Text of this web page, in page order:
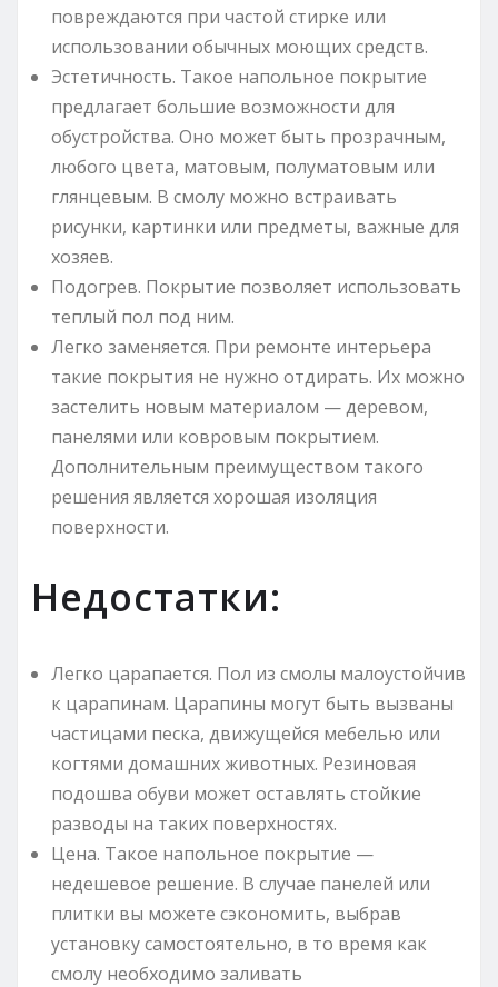
повреждаются при частой стирке или
использовании обычных моющих средств.
Эстетичность. Такое напольное покрытие
предлагает большие возможности для
обустройства. Оно может быть прозрачным,
любого цвета, матовым, полуматовым или
глянцевым. В смолу можно встраивать
рисунки, картинки или предметы, важные для
хозяев.
Подогрев. Покрытие позволяет использовать
теплый пол под ним.
Легко заменяется. При ремонте интерьера
такие покрытия не нужно отдирать. Их можно
застелить новым материалом — деревом,
панелями или ковровым покрытием.
Дополнительным преимуществом такого
решения является хорошая изоляция
поверхности.
Недостатки:
Легко царапается. Пол из смолы малоустойчив
к царапинам. Царапины могут быть вызваны
частицами песка, движущейся мебелью или
когтями домашних животных. Резиновая
подошва обуви может оставлять стойкие
разводы на таких поверхностях.
Цена. Такое напольное покрытие —
недешевое решение. В случае панелей или
плитки вы можете сэкономить, выбрав
установку самостоятельно, в то время как
смолу необходимо заливать